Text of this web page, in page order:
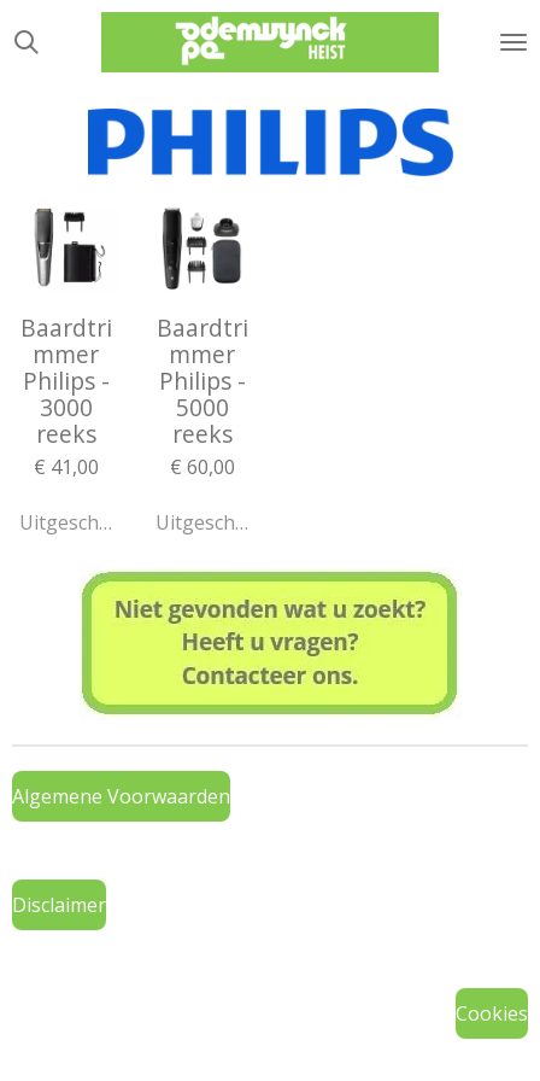
direct
hoofdinhoud
Baardtri
mmer
Philips -
3000
reeks
€ 41,00
Uitgeschakeld
Baardtri
mmer
Philips -
5000
reeks
€ 60,00
Uitgeschakeld
Algemene Voorwaarden
Disclaimer
Cookies